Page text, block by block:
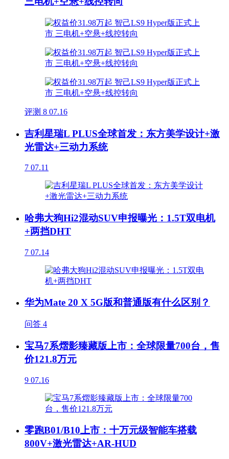
评测 8 07.16
吉利星瑞L PLUS全球首发：东方美学设计+激
光雷达+三动力系统
7 07.11
哈弗大狗Hi2混动SUV申报曝光：1.5T双电机
+两挡DHT
7 07.14
华为Mate 20 X 5G版和普通版有什么区别？
问答 4
宝马7系熠影臻藏版上市：全球限量700台，售
价121.8万元
9 07.16
零跑B01/B10上市：十万元级智能车搭载
800V+激光雷达+AR-HUD